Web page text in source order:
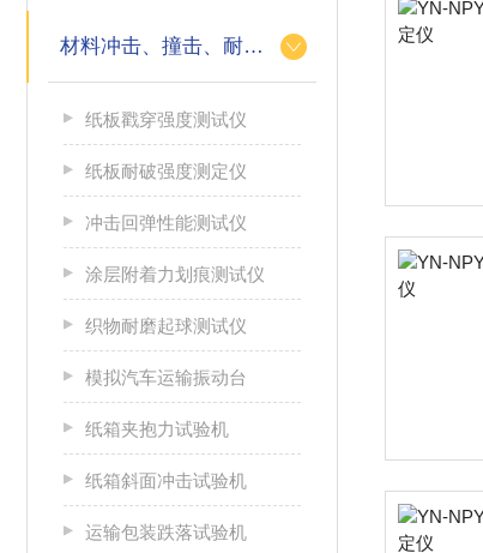
材料冲击、撞击、耐用性能
纸板戳穿强度测试仪
纸板耐破强度测定仪
冲击回弹性能测试仪
涂层附着力划痕测试仪
织物耐磨起球测试仪
模拟汽车运输振动台
纸箱夹抱力试验机
纸箱斜面冲击试验机
运输包装跌落试验机